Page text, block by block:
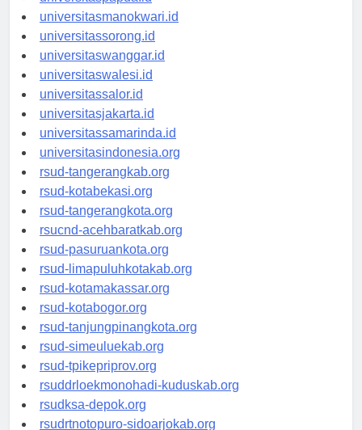
universitaspapua.id
universitasmanokwari.id
universitassorong.id
universitaswanggar.id
universitaswalesi.id
universitassalor.id
universitasjakarta.id
universitassamarinda.id
universitasindonesia.org
rsud-tangerangkab.org
rsud-kotabekasi.org
rsud-tangerangkota.org
rsucnd-acehbaratkab.org
rsud-pasuruankota.org
rsud-limapuluhkotakab.org
rsud-kotamakassar.org
rsud-kotabogor.org
rsud-tanjungpinangkota.org
rsud-simeuluekab.org
rsud-tpikepriprov.org
rsuddrloekmonohadi-kuduskab.org
rsudksa-depok.org